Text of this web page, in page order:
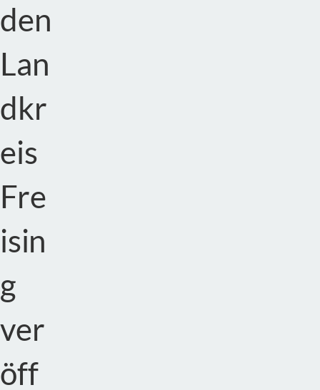
den
Lan
dkr
eis
Fre
isin
g
ver
öff